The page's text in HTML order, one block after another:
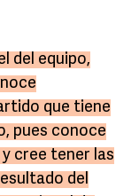
del equipo,
que tiene
pues conoce
cree tener las
del